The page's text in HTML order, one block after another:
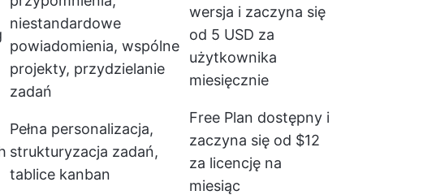
niestandardowe
powiadomienia, wspólne
projekty, przydzielanie
zadań
wersja i zaczyna się
od 5 USD za
użytkownika
miesięcznie
Pełna personalizacja,
strukturyzacja zadań,
tablice kanban
Free Plan dostępny i
zaczyna się od $12
za licencję na
miesiąc